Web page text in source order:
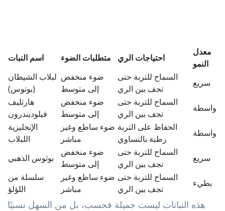
اسم النبات متطلبات الضوء احتياجات الري
معدل
النمو
لبلاب الشيطان
(بوتوس)
ضوء منخفض
إلى متوسط
السماح للتربة حتى
تجف بين الري
سريع
هارتليف
فيلوديندرون
ضوء منخفض
إلى متوسط
السماح للتربة حتى
تجف بين الري
واسطة
الإنجليزية
اللبلاب
ضوء ساطع وغير
مباشر
الحفاظ على التربة
رطبة بالتساوي
واسطة
بوثوس الذهبي
ضوء منخفض
إلى متوسط
السماح للتربة حتى
تجف بين الري
سريع
سلسلة من
اللؤلؤ
ضوء ساطع وغير
مباشر
السماح للتربة حتى
تجف بين الري
بطيء
هذه النباتات ليست جميلة فحسب، بل من السهل نسبيًا